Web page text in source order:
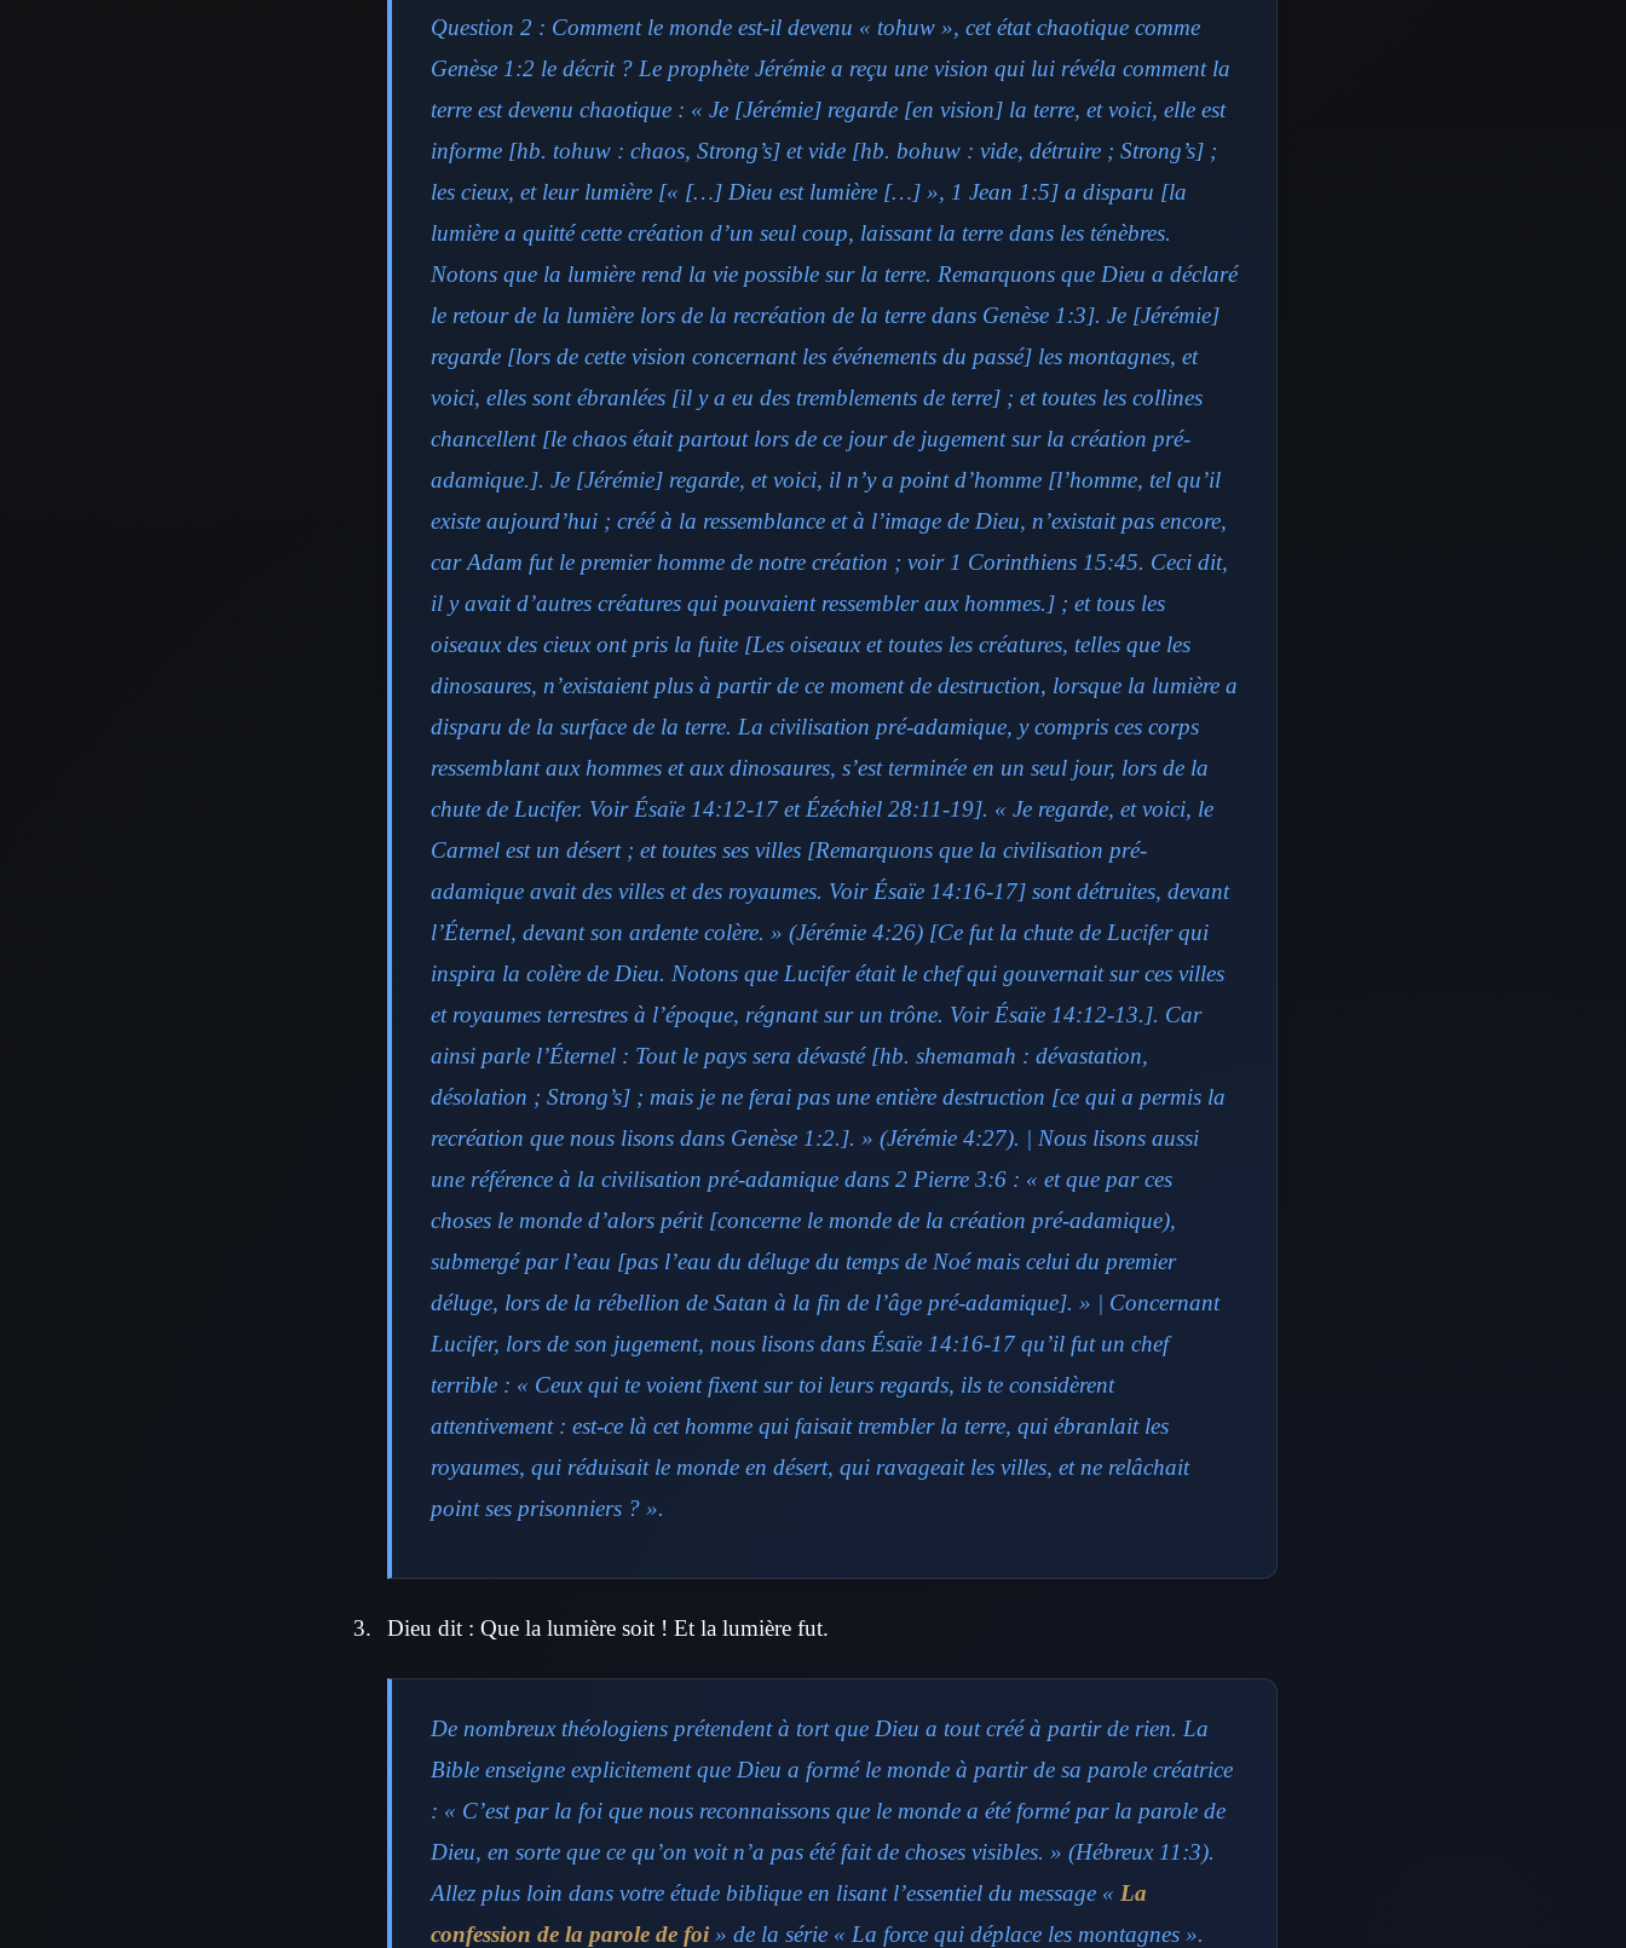
Question 2 : Comment le monde est-il devenu « tohuw », cet état chaotique comme
Genèse 1:2 le décrit ? Le prophète Jérémie a reçu une vision qui lui révéla comment la
terre est devenu chaotique : « Je [Jérémie] regarde [en vision] la terre, et voici, elle est
informe [hb. tohuw : chaos, Strong’s] et vide [hb. bohuw : vide, détruire ; Strong’s] ;
les cieux, et leur lumière [« […] Dieu est lumière […] », 1 Jean 1:5] a disparu [la
lumière a quitté cette création d’un seul coup, laissant la terre dans les ténèbres.
Notons que la lumière rend la vie possible sur la terre. Remarquons que Dieu a déclaré
le retour de la lumière lors de la recréation de la terre dans Genèse 1:3]. Je [Jérémie]
regarde [lors de cette vision concernant les événements du passé] les montagnes, et
voici, elles sont ébranlées [il y a eu des tremblements de terre] ; et toutes les collines
chancellent [le chaos était partout lors de ce jour de jugement sur la création pré-
adamique.]. Je [Jérémie] regarde, et voici, il n’y a point d’homme [l’homme, tel qu’il
existe aujourd’hui ; créé à la ressemblance et à l’image de Dieu, n’existait pas encore,
car Adam fut le premier homme de notre création ; voir 1 Corinthiens 15:45. Ceci dit,
il y avait d’autres créatures qui pouvaient ressembler aux hommes.] ; et tous les
oiseaux des cieux ont pris la fuite [Les oiseaux et toutes les créatures, telles que les
dinosaures, n’existaient plus à partir de ce moment de destruction, lorsque la lumière a
disparu de la surface de la terre. La civilisation pré-adamique, y compris ces corps
ressemblant aux hommes et aux dinosaures, s’est terminée en un seul jour, lors de la
chute de Lucifer. Voir Ésaïe 14:12-17 et Ézéchiel 28:11-19]. « Je regarde, et voici, le
Carmel est un désert ; et toutes ses villes [Remarquons que la civilisation pré-
adamique avait des villes et des royaumes. Voir Ésaïe 14:16-17] sont détruites, devant
l’Éternel, devant son ardente colère. » (Jérémie 4:26) [Ce fut la chute de Lucifer qui
inspira la colère de Dieu. Notons que Lucifer était le chef qui gouvernait sur ces villes
et royaumes terrestres à l’époque, régnant sur un trône. Voir Ésaïe 14:12-13.]. Car
ainsi parle l’Éternel : Tout le pays sera dévasté [hb. shemamah : dévastation,
désolation ; Strong’s] ; mais je ne ferai pas une entière destruction [ce qui a permis la
recréation que nous lisons dans Genèse 1:2.]. » (Jérémie 4:27). | Nous lisons aussi
une référence à la civilisation pré-adamique dans 2 Pierre 3:6 : « et que par ces
choses le monde d’alors périt [concerne le monde de la création pré-adamique),
submergé par l’eau [pas l’eau du déluge du temps de Noé mais celui du premier
déluge, lors de la rébellion de Satan à la fin de l’âge pré-adamique]. » | Concernant
Lucifer, lors de son jugement, nous lisons dans Ésaïe 14:16-17 qu’il fut un chef
terrible : « Ceux qui te voient fixent sur toi leurs regards, ils te considèrent
attentivement : est-ce là cet homme qui faisait trembler la terre, qui ébranlait les
royaumes, qui réduisait le monde en désert, qui ravageait les villes, et ne relâchait
point ses prisonniers ? ».
Dieu dit : Que la lumière soit ! Et la lumière fut.
De nombreux théologiens prétendent à tort que Dieu a tout créé à partir de rien. La
Bible enseigne explicitement que Dieu a formé le monde à partir de sa parole créatrice
: « C’est par la foi que nous reconnaissons que le monde a été formé par la parole de
Dieu, en sorte que ce qu’on voit n’a pas été fait de choses visibles. » (Hébreux 11:3).
Allez plus loin dans votre étude biblique en lisant l’essentiel du message « La
confession de la parole de foi» de la série « La force qui déplace les montagnes ».